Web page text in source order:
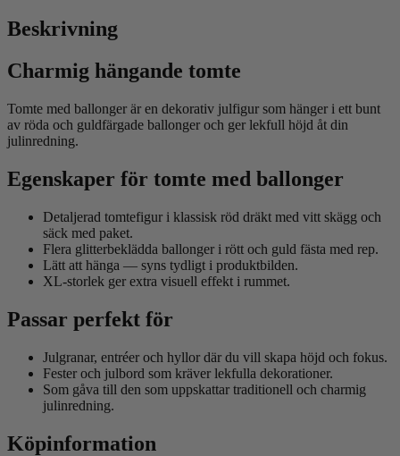
Beskrivning
Charmig hängande tomte
Tomte med ballonger är en dekorativ julfigur som hänger i ett bunt
av röda och guldfärgade ballonger och ger lekfull höjd åt din
julinredning.
Egenskaper för tomte med ballonger
Detaljerad tomtefigur i klassisk röd dräkt med vitt skägg och
säck med paket.
Flera glitterbeklädda ballonger i rött och guld fästa med rep.
Lätt att hänga — syns tydligt i produktbilden.
XL-storlek ger extra visuell effekt i rummet.
Passar perfekt för
Julgranar, entréer och hyllor där du vill skapa höjd och fokus.
Fester och julbord som kräver lekfulla dekorationer.
Som gåva till den som uppskattar traditionell och charmig
julinredning.
Köpinformation